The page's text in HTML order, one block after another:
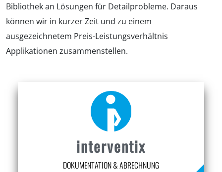
Bibliothek an Lösungen für Detailprobleme. Daraus
können wir in kurzer Zeit und zu einem
ausgezeichnetem Preis-Leistungsverhältnis
Applikationen zusammenstellen.
interventix
DOKUMENTATION & ABRECHNUNG